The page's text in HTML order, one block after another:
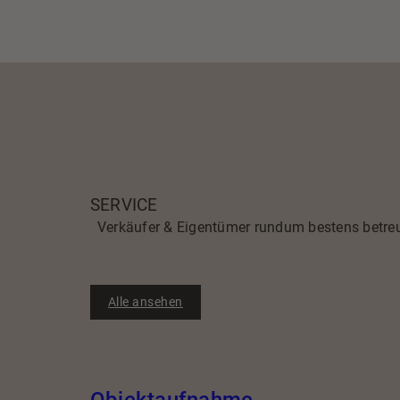
SERVICE
Verkäufer & Eigentümer rundum bestens
Alle ansehen